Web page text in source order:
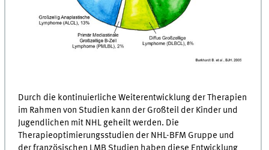
Durch die kontinuierliche Weiterentwicklung der Therapien
im Rahmen von Studien kann der Großteil der Kinder und
Jugendlichen mit NHL geheilt werden. Die
Therapieoptimierungsstudien der NHL-BFM Gruppe und